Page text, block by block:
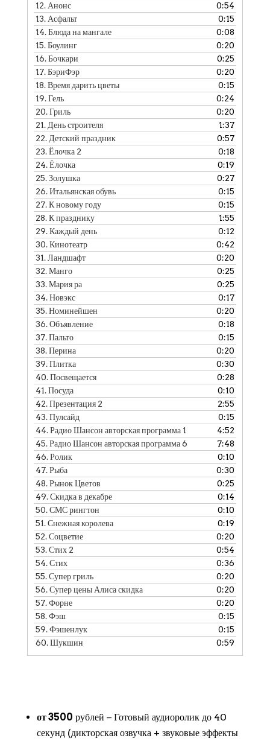
12. Анонс
0:54
13. Асфальт
0:15
14.Блюда на мангале
0:08
15.Боулинг
0:20
16.Бочкари
0:25
17.БэриФэр
0:20
18.Время дарить цветы
0:15
19.Гель
0:24
20.Гриль
0:20
21. День строителя
1:37
22. Детский праздник
0:57
23.Ёлочка 2
0:18
24.Ёлочка
0:19
25.Золушка
0:27
26.Итальянская обувь
0:15
27.К новому году
0:15
28.К празднику
1:55
29.Каждый день
0:12
30.Кинотеатр
0:42
31.Ландшафт
0:20
32.Манго
0:25
33.Мария ра
0:25
34.Новэкс
0:17
35.Номинейшен
0:20
36.Объявление
0:18
37.Пальто
0:15
38.Перина
0:20
39.Плитка
0:30
40.Посвещается
0:28
41.Посуда
0:10
42.Презентация 2
2:55
43.Пулсайд
0:15
44.Радио Шансон авторская программа 1
4:52
45.Радио Шансон авторская программа 6
7:48
46.Ролик
0:10
47.Рыба
0:30
48.Рынок Цветов
0:25
49.Скидка в декабре
0:14
50.СМС рингтон
0:10
51.Снежная королева
0:19
52.Соцветие
0:20
53.Стих 2
0:54
54.Стих
0:36
55.Супер гриль
0:20
56.Супер цены Алиса скидка
0:20
57.Форне
0:20
58.Фэш
0:15
59.Фэшенлук
0:15
60.Шукшин 0:59
от 3500 рублей − Готовый аудиоролик до 40
секунд (дикторская озвучка + звуковые эффекты